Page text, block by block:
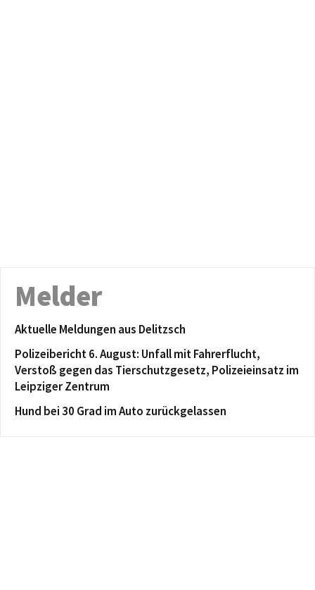
Melder
Aktuelle Meldungen aus Delitzsch
Polizeibericht 6. August: Unfall mit Fahrerflucht,
Verstoß gegen das Tierschutzgesetz, Polizeieinsatz im
Leipziger Zentrum
Hund bei 30 Grad im Auto zurückgelassen